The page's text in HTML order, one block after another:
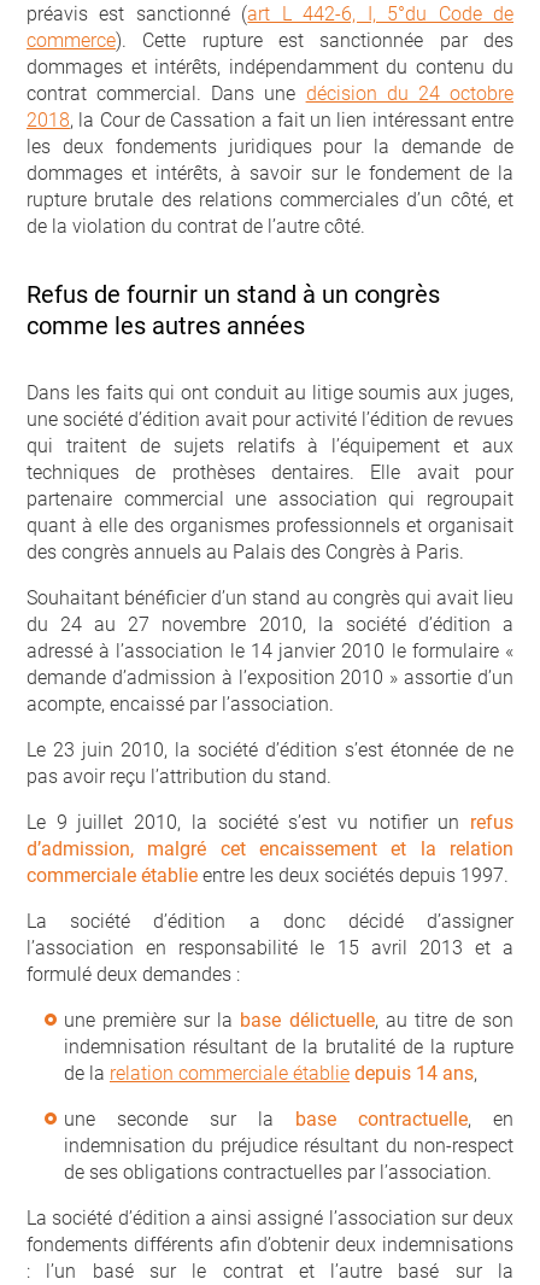
préavis est sanctionné (art L 442-6, I, 5°du Code de
commerce). Cette rupture est sanctionnée par des
dommages et intérêts, indépendamment du contenu du
contrat commercial. Dans une décision du 24 octobre
2018, la Cour de Cassation a fait un lien intéressant entre
les deux fondements juridiques pour la demande de
dommages et intérêts, à savoir sur le fondement de la
rupture brutale des relations commerciales d’un côté, et
de la violation du contrat de l’autre côté.
Refus de fournir un stand à un congrès
comme les autres années
Dans les faits qui ont conduit au litige soumis aux juges,
une société d’édition avait pour activité l’édition de revues
qui traitent de sujets relatifs à l’équipement et aux
techniques de prothèses dentaires. Elle avait pour
partenaire commercial une association qui regroupait
quant à elle des organismes professionnels et organisait
des congrès annuels au Palais des Congrès à Paris.
Souhaitant bénéficier d’un stand au congrès qui avait lieu
du 24 au 27 novembre 2010, la société d’édition a
adressé à l’association le 14 janvier 2010 le formulaire «
demande d’admission à l’exposition 2010 » assortie d’un
acompte, encaissé par l’association.
Le 23 juin 2010, la société d’édition s’est étonnée de ne
pas avoir reçu l’attribution du stand.
Le 9 juillet 2010, la société s’est vu notifier un refus
d’admission, malgré cet encaissement et la relation
commerciale établie entre les deux sociétés depuis 1997.
La société d’édition a donc décidé d’assigner
l’association en responsabilité le 15 avril 2013 et a
formulé deux demandes :
une première sur la base délictuelle, au titre de son
indemnisation résultant de la brutalité de la rupture
de la relation commerciale établie depuis 14 ans,
une seconde sur la base contractuelle, en
indemnisation du préjudice résultant du non-respect
de ses obligations contractuelles par l’association.
La société d’édition a ainsi assigné l’association sur deux
fondements différents afin d’obtenir deux indemnisations
: l’un basé sur le contrat et l’autre basé sur la